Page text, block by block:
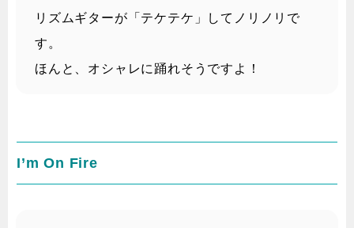
リズムギターが「テケテケ」してノリノリで
す。
ほんと、オシャレに踊れそうですよ！
I’m On Fire